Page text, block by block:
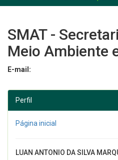
SMAT -
Meio Ambiente
E-mail:
Perfil
Página inicial
LUAN ANTONIO DA SILVA